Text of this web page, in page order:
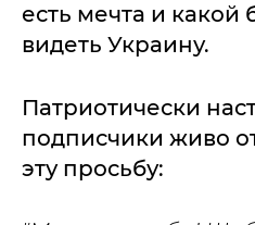
есть мечта и какой
видеть Украину.
Патриотически
подписчики живо
эту просьбу: